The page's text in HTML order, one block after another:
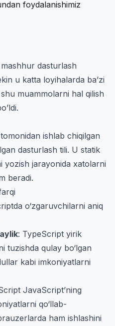
foydalanishimiz
dasturlash
u katta loyihalarda ba’zi
muammolarni hal qilish
ishlab chiqilgan
dasturlash tili. U statik
yozish jarayonida xatolarni
beradi.
o‘zgaruvchilarni aniq
: TypeScript yirik
tuzishda qulay bo‘lgan
kabi imkoniyatlarni
JavaScript’ning
qo‘llab-
ham ishlashini